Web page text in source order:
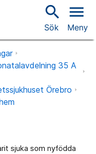
search
Sök
menu
Meny
35 A
Örebro
sjuka som nyfödda